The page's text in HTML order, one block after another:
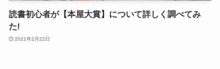
読書初心者が【本屋大賞】について詳しく調べてみ
た!
2021年2月22日